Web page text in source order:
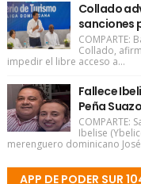
Collado
sanciones
COMPARTE:
Collado,
impedir el libre acceso a...
Fallece
Peña Suazo
COMPARTE:
Ibelise
merenguero dominicano
APP DE PODER SUR